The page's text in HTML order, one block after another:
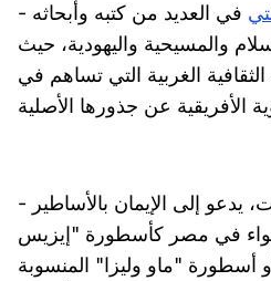
في العديد من كتبه وأبحاثه
والمسيحية واليهودية، حيث
الغربية التي تساهم في
- كبديل لهذه الديانات، يدعو إلى الإيمان بالأساطير
سواء في مصر كأسطورة "إيزيس
أسطورة "ماو وليزا" المنسوبة